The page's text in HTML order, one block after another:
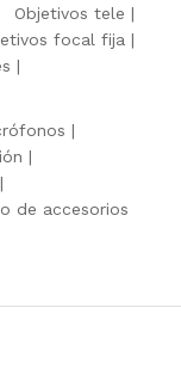
Objetivos tele
focal fija
de accesorios